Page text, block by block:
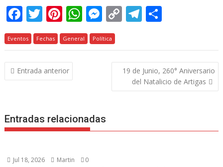
F
ac
e
b
o
T
w
itt
er
Pi
nt
er
e
st
W
h
at
M
e
ss
C
p
y
Li
n
T
e
gr
a
m
m
p
ar
ti
Eventos Fechas General Política
Navegación
de
Entrada anterior
19 de Junio, 260° Aniversario
del Natalicio de Artigas
Entradas relacionadas
Jul 18, 2026 Martin 0